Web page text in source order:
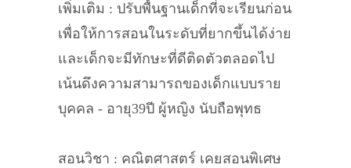
เพิ่มเติม : ปรับพื้นฐานเด็กที่จะเรียนก่อน
เพื่อให้การสอนในระดับที่ยากขึ้นได้ง่าย
และเด็กจะมีทักษะที่ดีติดตัวตลอดไป​
เน้นดึงความสามารถของเด็กแบบราย
บุคคล​ - อายุ39ปี​ ผู้หญิง​ นับถือพุทธ​
สอนวิชา : คณิตศาสตร์ เคยสอนพิเศษ​